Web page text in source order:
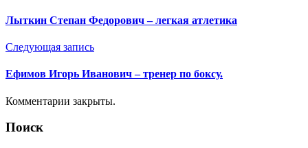
Лыткин Степан Федорович – легкая атлетика
Следующая запись
Ефимов Игорь Иванович – тренер по боксу.
Комментарии закрыты.
Поиск